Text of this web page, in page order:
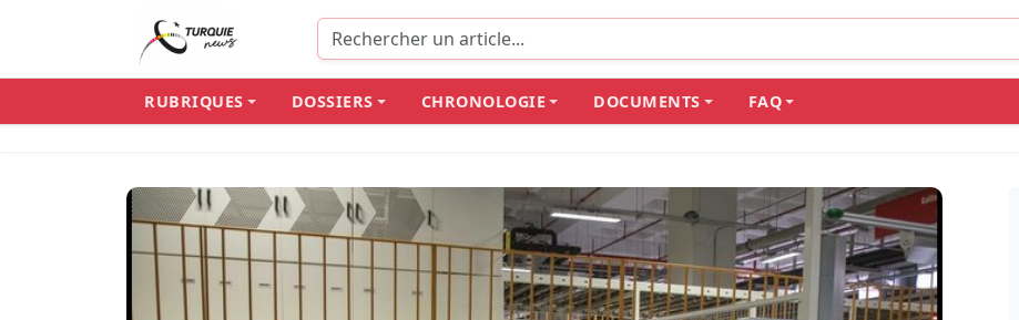
RUBRIQUES DOSSIERS CHRONOLOGIE DOCUMENTS FAQ